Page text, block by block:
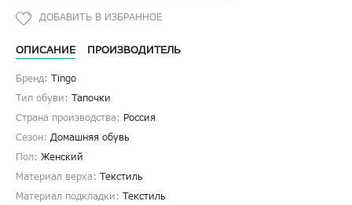
ОПИСАНИЕ ПРОИЗВОДИТЕЛЬ
Бренд: Tingo
Тип обуви: Тапочки
Страна производства: Россия
Сезон: Домашняя обувь
Пол: Женский
Материал верха: Текстиль
Материал подкладки: Текстиль